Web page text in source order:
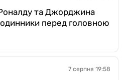
та Джорджина
перед головною
7 серпня 19:58